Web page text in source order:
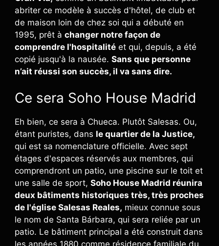
abriter ce modèle à succès d'hôtel, de club et
de maison loin de chez soi qui a débuté en
1995, prêt à changer notre façon de
comprendre l'hospitalité et qui, depuis, a été
copié jusqu'à la nausée. Sans que personne
n’ait réussi son succès, il va sans dire.
Ce sera Soho House Madrid
Eh bien, ce sera à Chueca. Plutôt Salesas. Ou,
étant puristes, dans le quartier de la Justice,
qui est sa nomenclature officielle. Avec sept
étages d'espaces réservés aux membres, qui
comprendront un patio, une piscine sur le toit et
une salle de sport, Soho House Madrid réunira
deux bâtiments historiques très, très proches
de l'église Salesas Reales, mieux connue sous
le nom de Santa Bárbara, qui sera reliée par un
patio. Le bâtiment principal a été construit dans
les années 1880 comme résidence familiale du